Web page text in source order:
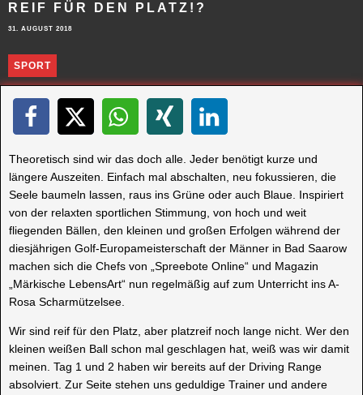
REIF FÜR DEN PLATZ!?
31. AUGUST 2018
SPORT
Theoretisch sind wir das doch alle. Jeder benötigt kurze und
längere Auszeiten. Einfach mal abschalten, neu fokussieren, die
Seele baumeln lassen, raus ins Grüne oder auch Blaue. Inspiriert
von der relaxten sportlichen Stimmung, von hoch und weit
fliegenden Bällen, den kleinen und großen Erfolgen während der
diesjährigen Golf-Europameisterschaft der Männer in Bad Saarow
machen sich die Chefs von „Spreebote Online“ und Magazin
„Märkische LebensArt“ nun regelmäßig auf zum Unterricht ins A-
Rosa Scharmützelsee.
Wir sind reif für den Platz, aber platzreif noch lange nicht. Wer den
kleinen weißen Ball schon mal geschlagen hat, weiß was wir damit
meinen. Tag 1 und 2 haben wir bereits auf der Driving Range
absolviert. Zur Seite stehen uns geduldige Trainer und andere